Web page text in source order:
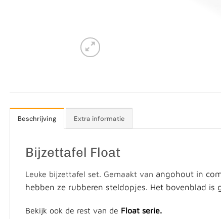
Beschrijving Extra informatie
Bijzettafel Float
Leuke bijzettafel set. Gemaakt van angohout in
hebben ze rubberen steldopjes. Het bovenblad
Bekijk ook de rest van de Float serie.